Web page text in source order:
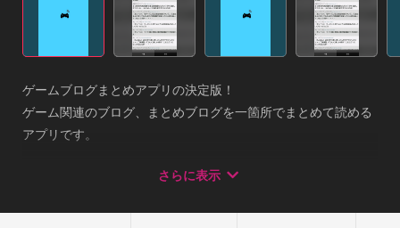
ゲームブログまとめアプリの決定版！
ゲーム関連のブログ、まとめブログを一箇所でまとめて読める
アプリです。
さらに表示